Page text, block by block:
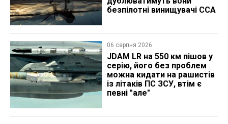
безпілотні винищувачі CCA
06 серпня 2026
JDAM LR на 550 км пішов у
серію, його без проблем
можна кидати на рашистів
із літаків ПС ЗСУ, втім є
певні "але"